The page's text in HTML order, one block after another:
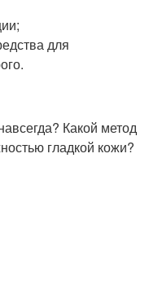
для
Какой метод
гладкой кожи?